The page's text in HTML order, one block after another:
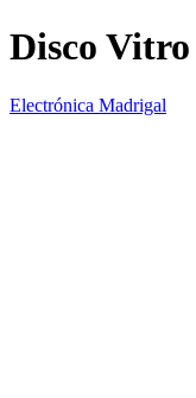
Disco Vitro
Electrónica Madrigal